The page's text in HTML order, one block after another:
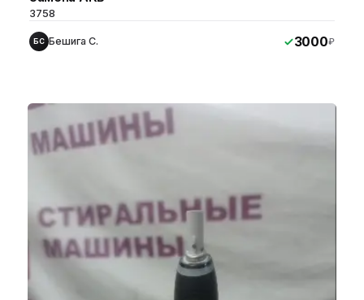
3758
БС Бешига С. 3000₽